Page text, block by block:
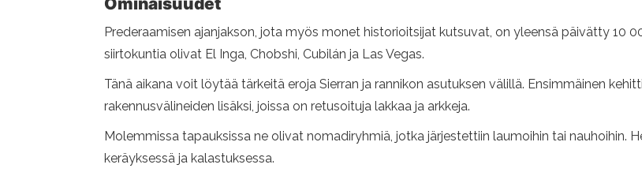
Prederaamisen ajanjakson, jota myös monet historioitsijat kutsuvat, on yleensä päivätty 10
siirtokuntia olivat El Inga, Chobshi, Cubilán ja Las Vegas.
Tänä aikana voit löytää tärkeitä eroja Sierran ja rannikon asutuksen välillä. Ensimmäinen
rakennusvälineiden lisäksi, joissa on retusoituja lakkaa ja arkkeja.
Molemmissa tapauksissa ne olivat nomadiryhmiä, jotka järjestettiin laumoihin tai nauhoihin.
keräyksessä ja kalastuksessa.